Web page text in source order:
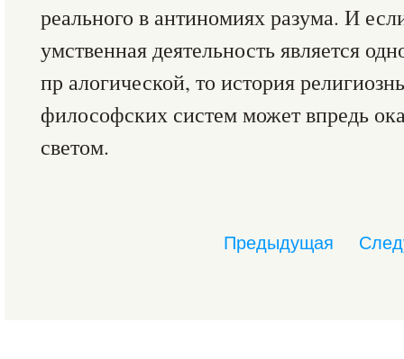
реального в антиномиях разума. И
умственная деятельность является
пр алогической, то история
философских систем может впредь
светом.
Предыдущая